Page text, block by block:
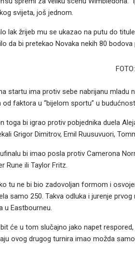
svijeta, još jednom.
lak žrijeb mu se ukazao na putu do
da bi pretekao Novaka nekih 80
startu ima protiv sebe nabrijanu mladu
od faktora u “bijelom sportu” u
toga bi igrao protiv pobjednika duela
Grigor Dimitrov, Emil Ruusuvuori,
bi imao posla protiv Camerona
Rune ili Taylor Fritz.
tu ne bi bio zadovoljan formom i
samo 250. Takva odluka i jurenje
u Eastbourneu.
bit će u tom slučajno jako napet
ovog drugog turnira imao možda